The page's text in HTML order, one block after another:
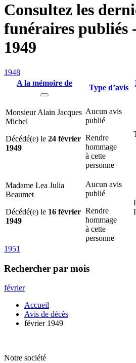
Consultez les
funéraires publiés
1949
1948
A la mémoire de
Type d’avis
Monsieur Alain Jacques
Michel
Décédé(e) le 24 février
1949
Aucun avis
publié
Rendre
hommage
à cette
personne
Madame Lea Julia
Beaumet
Décédé(e) le 16 février
1949
Aucun avis
publié
Rendre
hommage
à cette
personne
1951
Rechercher par mois
février
Accueil
Avis de décès
février 1949
Notre société